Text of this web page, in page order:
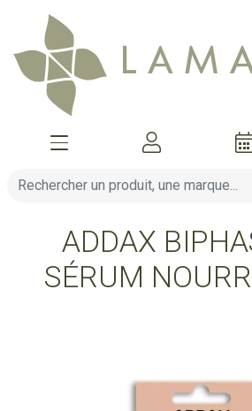
Afficher la navigation
ADDAX
SÉRUM